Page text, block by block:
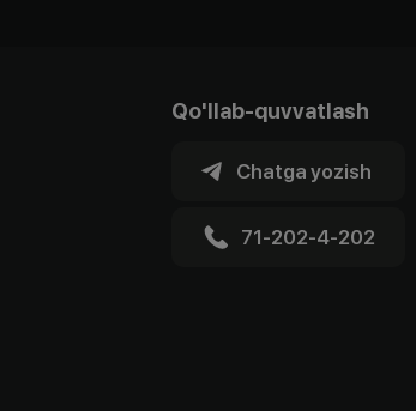
Qo'llab-quvvatlash
Chatga yozish
71-202-4-202